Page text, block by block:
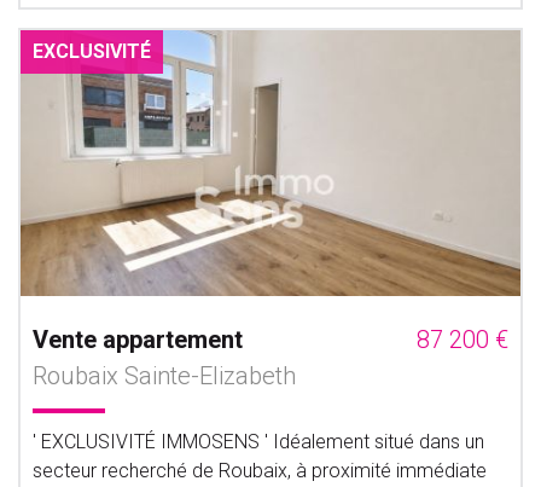
EXCLUSIVITÉ
Vente appartement
87 200 €
Roubaix Sainte-Elizabeth
' EXCLUSIVITÉ IMMOSENS ' Idéalement situé dans un
secteur recherché de Roubaix, à proximité immédiate